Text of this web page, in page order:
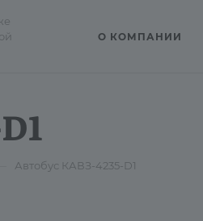
О КОМПАНИИ
Автобус КАВЗ-4235-D1